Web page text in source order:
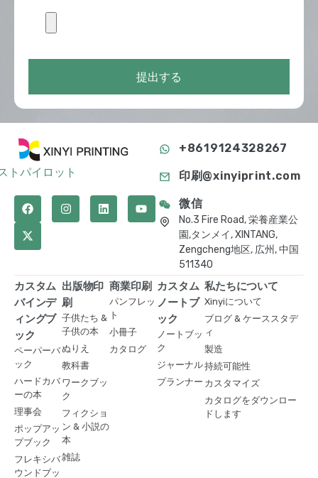
提出する
トパイロット
+8619124328267
印刷@xinyiprint.com
微信
No.3 Fire Road, 栄養産業公
園,タンメイ, XINTANG,
Zengcheng地区, 広州, 中国
511340
カスタム
バインデ
ィングブ
ック
ペーパーバ
ック
ハードカバ
ーの本
理事会
ポップアッ
プブック
フレキシバ
ウンドブッ
出版物印
刷
子供たち &
子供の本
ぬりえ
教科書
ワークブッ
ク
フィクショ
ン & 小説の
本
雑誌
商業印刷
パンフレッ
ト
小冊子
カタログ
カスタム
ノートブ
ック
ノートブッ
ク
ジャーナル
プランナー
私たちについて
Xinyiについて
ブログ & ケーススタデ
ィ
製造
持続可能性
カスタマイズ
カタログをダウンロー
ドします